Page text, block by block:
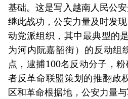
基础。这是写入越南人民公安
继此战功，公安力量及时发
动党派组织，其中最典型的
为河内阮嘉韶街）的反动组
点，逮捕100名反动分子，
者反革命联盟策划的推翻政
区和革命根据地，公安力量